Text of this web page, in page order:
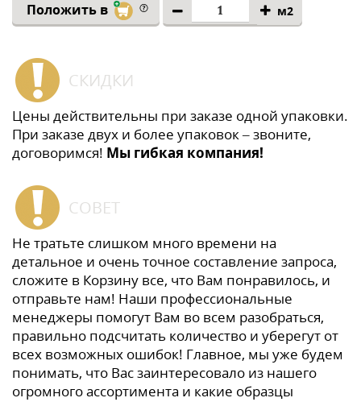
Положить в м2
СКИДКИ
Цены действительны при заказе одной упаковки.
При заказе двух и более упаковок – звоните,
договоримся! Мы гибкая компания!
СОВЕТ
Не тратьте слишком много времени на
детальное и очень точное составление запроса,
сложите в Корзину все, что Вам понравилось, и
отправьте нам! Наши профессиональные
менеджеры помогут Вам во всем разобраться,
правильно подсчитать количество и уберегут от
всех возможных ошибок! Главное, мы уже будем
понимать, что Вас заинтересовало из нашего
огромного ассортимента и какие образцы